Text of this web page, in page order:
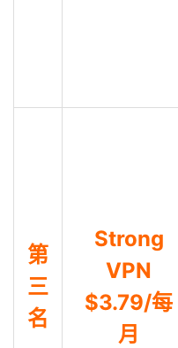
第
三
名
Strong
VPN
$3.79/每
月